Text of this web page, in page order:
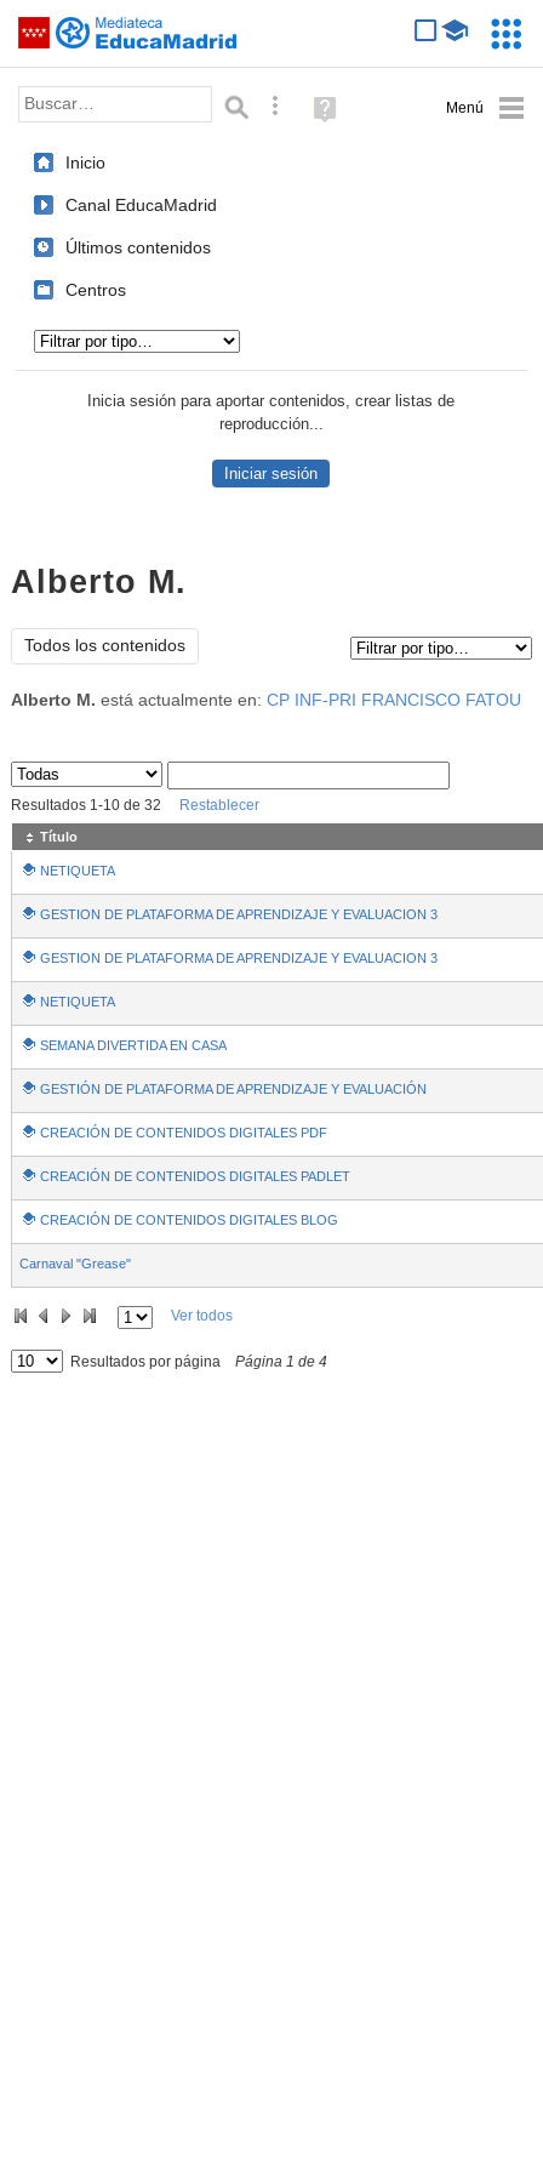
Saltar navegación
Palabra o frase: Búsqueda avanzada
Ayuda
(en
Inicio
Canal EducaMadrid
Últimos contenidos
Centros
Inicia sesión para aportar contenidos, crear listas de
reproducción...
Iniciar sesión
Alberto M.
Todos los contenidos
Alberto M. está actualmente en: CP INF-PRI FRANCISCO FATOU
Sus archivos
Resultados 1-10de 32 Restablecer
Título
NETIQUETA
GESTION DE PLATAFORMA DE APRENDIZAJE Y EVALUACION 3
GESTION DE PLATAFORMA DE APRENDIZAJE Y EVALUACION 3
NETIQUETA
SEMANA DIVERTIDA EN CASA
GESTIÓN DE PLATAFORMA DE APRENDIZAJE Y EVALUACIÓN
CREACIÓN DE CONTENIDOS DIGITALES PDF
CREACIÓN DE CONTENIDOS DIGITALES PADLET
CREACIÓN DE CONTENIDOS DIGITALES BLOG
Carnaval "Grease"
Ver todos
Resultados por página Página 1 de 4